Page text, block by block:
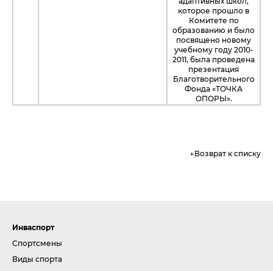
которое прошло в
Комитете по
образованию и было
посвящено новому
учебному году 2010-
2011, была проведена
презентация
Благотворительного
Фонда «ТОЧКА
ОПОРЫ».
Возврат к списку
Инваспорт
Спортсмены
Виды спорта